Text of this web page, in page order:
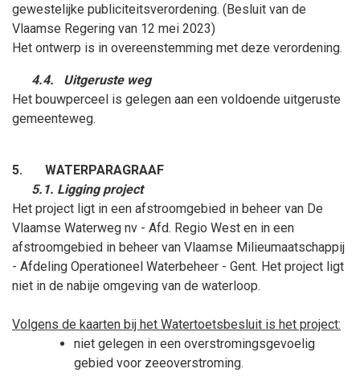
gewestelijke publiciteitsverordening. (Besluit van de
Vlaamse Regering van 12 mei 2023)
Het ontwerp is in overeenstemming met deze verordening.
4.4.
Uitgeruste weg
Het bouwperceel is gelegen aan een voldoende uitgeruste
gemeenteweg.
5.
WATERPARAGRAAF
5.1. Ligging project
Het project ligt in een afstroomgebied in beheer van De
Vlaamse Waterweg nv - Afd. Regio West en in een
afstroomgebied in beheer van Vlaamse Milieumaatschappij
- Afdeling Operationeel Waterbeheer - Gent. Het project ligt
niet in de nabije omgeving van de waterloop.
Volgens de kaarten bij het Watertoetsbesluit is het project:
niet gelegen in een overstromingsgevoelig
gebied voor zeeoverstroming.